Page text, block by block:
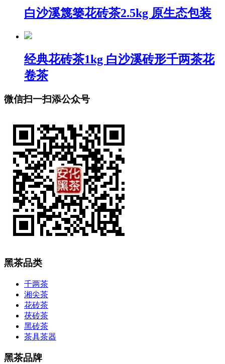
白沙溪篾篓花砖茶2.5kg 原生态包装
经典花砖茶1kg 白沙溪砖形千两茶花
卷茶
微信扫一扫添公众号
黑茶品类
千两茶
湘尖茶
花砖茶
茯砖茶
黑砖茶
茶具茶器
黑茶品牌